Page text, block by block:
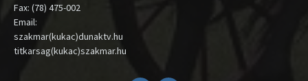
Fax: (78) 475-002
Email:
szakmar(kukac)dunaktv.hu
titkarsag(kukac)szakmar.hu